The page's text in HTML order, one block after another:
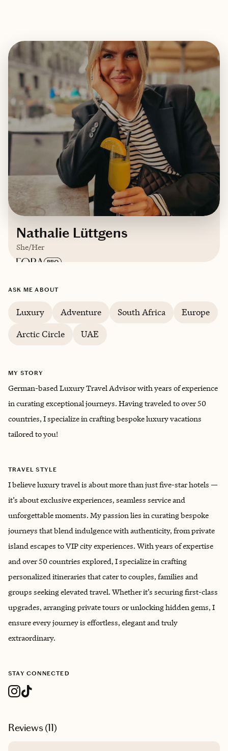
Nathalie Lüttgens
She/Her
Based in
German, English
ASK ME ABOUT
Luxury Adventure South Africa
Europe
Arctic Circle
UAE
MY STORY
German-based Luxury Travel Advisor with years of experience
in curating exceptional journeys. Having traveled to over 50
countries, I specialize in crafting bespoke luxury vacations
tailored to you!
TRAVEL STYLE
I believe luxury travel is about more than just five-star hotels —
it’s about exclusive experiences, seamless service and
unforgettable moments. My passion lies in curating bespoke
journeys that blend indulgence with authenticity, from private
island escapes to VIP city experiences. With years of expertise
and over 50 countries explored, I specialize in crafting
personalized itineraries that cater to couples, families and
groups seeking elevated travel. Whether it’s securing first-class
upgrades, arranging private tours or unlocking hidden gems, I
ensure every journey is effortless, elegant and truly
extraordinary.
STAY CONNECTED
Reviews (11)